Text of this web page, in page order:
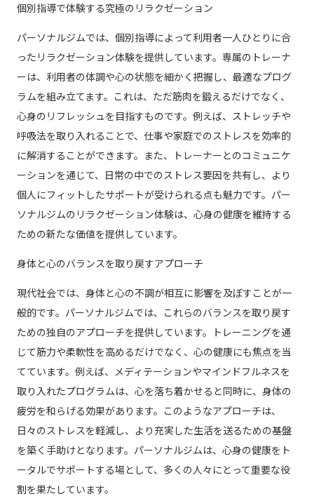
個別指導で体験する究極のリラクゼーション
パーソナルジムでは、個別指導によって利用者一人ひとりに合
ったリラクゼーション体験を提供しています。専属のトレーナ
ーは、利用者の体調や心の状態を細かく把握し、最適なプログ
ラムを組み立てます。これは、ただ筋肉を鍛えるだけでなく、
心身のリフレッシュを目指すものです。例えば、ストレッチや
呼吸法を取り入れることで、仕事や家庭でのストレスを効率的
に解消することができます。また、トレーナーとのコミュニケ
ーションを通じて、日常の中でのストレス要因を共有し、より
個人にフィットしたサポートが受けられる点も魅力です。パー
ソナルジムのリラクゼーション体験は、心身の健康を維持する
ための新たな価値を提供しています。
身体と心のバランスを取り戻すアプローチ
現代社会では、身体と心の不調が相互に影響を及ぼすことが一
般的です。パーソナルジムでは、これらのバランスを取り戻す
ための独自のアプローチを提供しています。トレーニングを通
じて筋力や柔軟性を高めるだけでなく、心の健康にも焦点を当
てています。例えば、メディテーションやマインドフルネスを
取り入れたプログラムは、心を落ち着かせると同時に、身体の
疲労を和らげる効果があります。このようなアプローチは、
日々のストレスを軽減し、より充実した生活を送るための基盤
を築く手助けとなります。パーソナルジムは、心身の健康をト
ータルでサポートする場として、多くの人々にとって重要な役
割を果たしています。